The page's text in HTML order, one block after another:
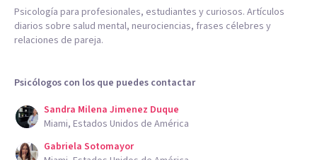
Psicología para profesionales, estudiantes y curiosos. Artículos
diarios sobre salud mental, neurociencias, frases célebres y
relaciones de pareja.
Psicólogos con los que puedes contactar
Sandra Milena Jimenez Duque
Miami, Estados Unidos de América
Gabriela Sotomayor